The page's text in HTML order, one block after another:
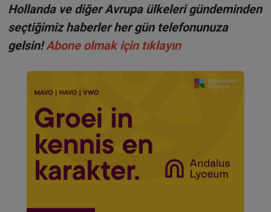
Hollanda ve diğer Avrupa ülkeleri gündeminden
seçtiğimiz haberler her gün telefonunuza
gelsin!Abone olmak için tıklayın